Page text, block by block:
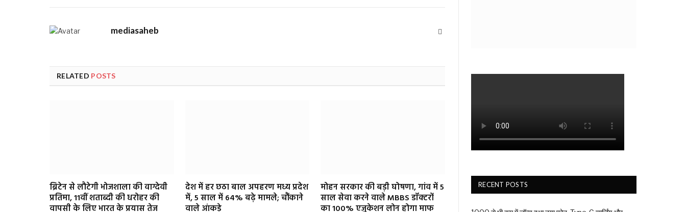
mediasaheb
RELATED POSTS
ब्रिटेन से लौटेगी भोजशाला की वाग्देवी
प्रतिमा, 11वीं शताब्दी की धरोहर की
वापसी के लिए भारत के प्रयास तेज
देश में हर छठा बाल अपहरण मध्य प्रदेश
में, 5 साल में 64% बढ़े मामले; चौंकाने
वाले आंकड़े
मोहन सरकार की बड़ी घोषणा, गांव में 5
साल सेवा करने वाले MBBS डॉक्टरों
का 100% एजुकेशन लोन होगा माफ
RECENT POSTS